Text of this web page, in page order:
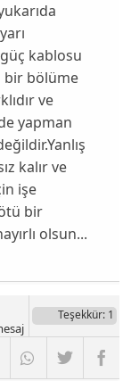
kablosu
bir bölüme
ve
yapman
kalır ve
işe
bir
olsun...
Teşekkür: 1